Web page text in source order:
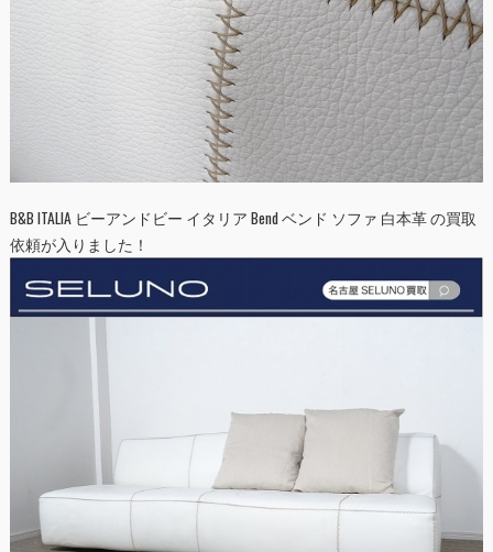
B&B ITALIA ビーアンドビー イタリア Bend ベンド ソファ 白本革 の買取
依頼が入りました！